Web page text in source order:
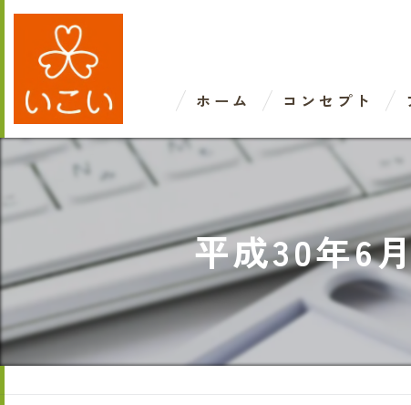
ホーム コンセプト
平成30年